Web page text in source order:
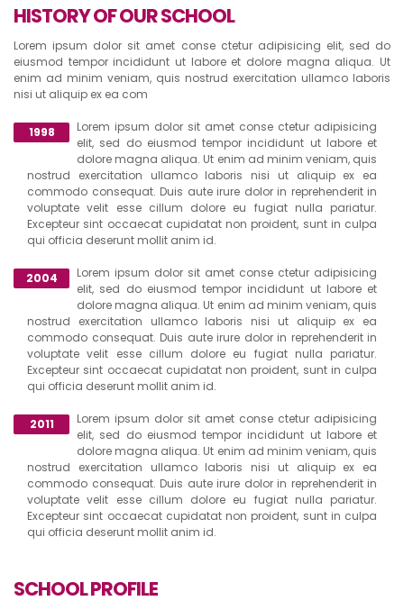
HISTORY OF OUR SCHOOL
Lorem ipsum dolor sit amet conse ctetur adipisicing elit, sed do
eiusmod tempor incididunt ut labore et dolore magna aliqua. Ut
enim ad minim veniam, quis nostrud exercitation ullamco laboris
nisi ut aliquip ex ea com
1998
Lorem ipsum dolor sit amet conse ctetur adipisicing
elit, sed do eiusmod tempor incididunt ut labore et
dolore magna aliqua. Ut enim ad minim veniam, quis
nostrud exercitation ullamco laboris nisi ut aliquip ex ea
commodo consequat. Duis aute irure dolor in reprehenderit in
voluptate velit esse cillum dolore eu fugiat nulla pariatur.
Excepteur sint occaecat cupidatat non proident, sunt in culpa
qui officia deserunt mollit anim id.
2004
Lorem ipsum dolor sit amet conse ctetur adipisicing
elit, sed do eiusmod tempor incididunt ut labore et
dolore magna aliqua. Ut enim ad minim veniam, quis
nostrud exercitation ullamco laboris nisi ut aliquip ex ea
commodo consequat. Duis aute irure dolor in reprehenderit in
voluptate velit esse cillum dolore eu fugiat nulla pariatur.
Excepteur sint occaecat cupidatat non proident, sunt in culpa
qui officia deserunt mollit anim id.
2011
Lorem ipsum dolor sit amet conse ctetur adipisicing
elit, sed do eiusmod tempor incididunt ut labore et
dolore magna aliqua. Ut enim ad minim veniam, quis
nostrud exercitation ullamco laboris nisi ut aliquip ex ea
commodo consequat. Duis aute irure dolor in reprehenderit in
voluptate velit esse cillum dolore eu fugiat nulla pariatur.
Excepteur sint occaecat cupidatat non proident, sunt in culpa
qui officia deserunt mollit anim id.
SCHOOL PROFILE